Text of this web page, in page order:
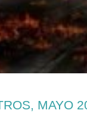
MAYO